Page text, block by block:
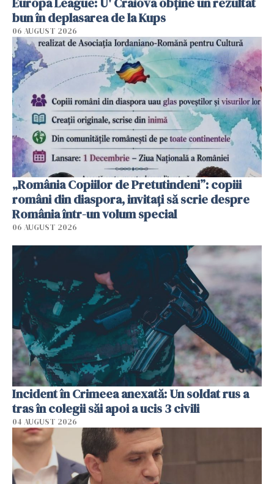
bun în deplasarea de la Kups
06 AUGUST 2026
„România Copiilor de Pretutindeni”: copiii
români din diaspora, invitați să scrie despre
România într-un volum special
06 AUGUST 2026
Incident în Crimeea anexată: Un soldat rus a
tras în colegii săi apoi a ucis 3 civili
04 AUGUST 2026